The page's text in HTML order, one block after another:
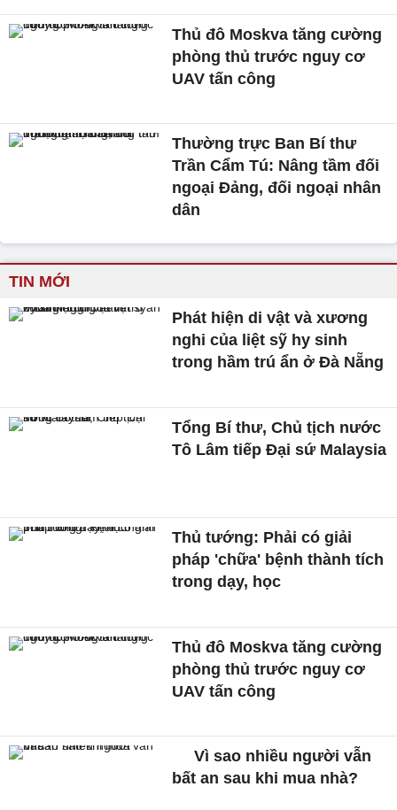
Thủ đô Moskva tăng cường
phòng thủ trước nguy cơ
UAV tấn công
Thường trực Ban Bí thư
Trần Cẩm Tú: Nâng tầm đối
ngoại Đảng, đối ngoại nhân
dân
TIN MỚI
Phát hiện di vật và xương
nghi của liệt sỹ hy sinh
trong hầm trú ẩn ở Đà Nẵng
Tổng Bí thư, Chủ tịch nước
Tô Lâm tiếp Đại sứ Malaysia
Thủ tướng: Phải có giải
pháp 'chữa' bệnh thành tích
trong dạy, học
Thủ đô Moskva tăng cường
phòng thủ trước nguy cơ
UAV tấn công
Vì sao nhiều người vẫn
bất an sau khi mua nhà?